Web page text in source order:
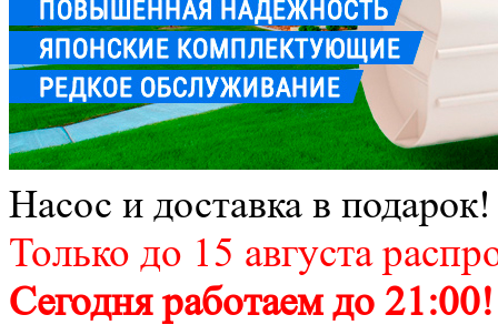
Насос и доставка в
Только до 15 августа
Сегодня работаем до